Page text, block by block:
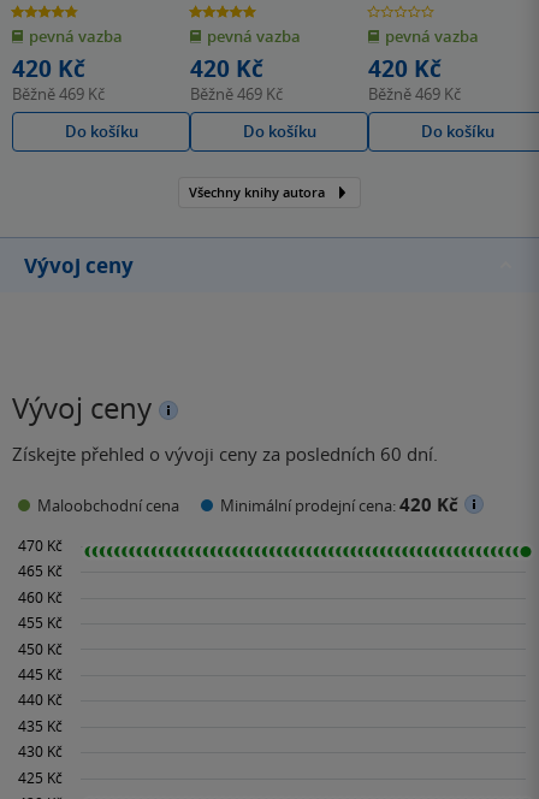
4.8
z
5
hvězdiček
pevná vazba
420 Kč
Běžně469 Kč
Do košíku
5.0
z
5
hvězdiček
pevná vazba
420 Kč
Běžně469 Kč
Do košíku
0.0
z
5
hvězdiček
pevná vazba
420 Kč
Běžně469 Kč
Do košíku
Všechny knihy autora
Vývoj ceny
Vývoj ceny
Získejte přehled o vývoji ceny za posledních 60 dní.
Maloobchodní cena Minimální prodejní cena:420 Kč